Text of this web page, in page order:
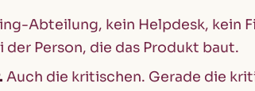
Abteilung, kein Helpdesk, kein
Person, die das Produkt baut.
Auch die kritischen. Gerade die